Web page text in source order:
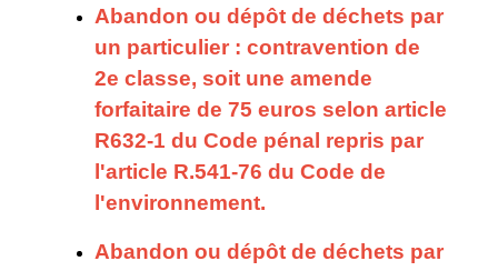
Abandon ou dépôt de déchets par
un particulier : contravention de
2e classe, soit une amende
forfaitaire de 75 euros selon article
R632-1 du Code pénal repris par
l'article R.541-76 du Code de
l'environnement.
Abandon ou dépôt de déchets par